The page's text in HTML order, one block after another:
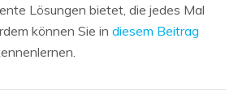
Lösungen bietet, die jedes Mal
können Sie in diesem Beitrag